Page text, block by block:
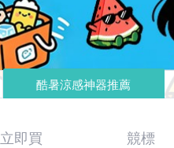
酷暑涼感神器推薦
立即買 競標